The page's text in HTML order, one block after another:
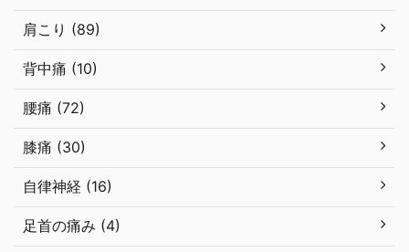
肩こり (89)
背中痛 (10)
腰痛 (72)
膝痛 (30)
自律神経 (16)
足首の痛み (4)